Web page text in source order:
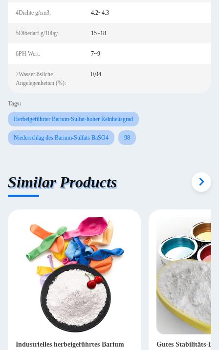
4Dichte g/cm3: 4.2~4.3
5Ölbedarf g/100g: 15~18
6PH Wert: 7~9
7Wasserlösliche
Angelegenheiten (%):
0,04
Tags:
Herbeigeführter Barium-Sulfat-hoher Reinheitsgrad
Niederschlag des Barium-Sulfats BaSO4 98
Similar Products
Industrielles herbeigeführtes Barium
Gutes Stabilitäts-